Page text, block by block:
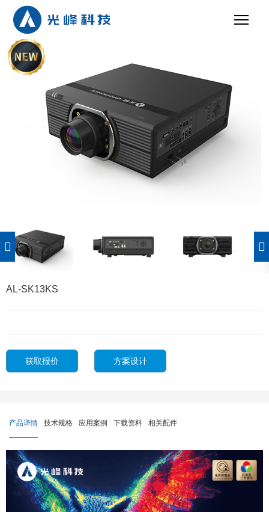
AL-SK13KS
获取报价 方案设计
产品详情 技术规格 应用案例 下载资料 相关配件